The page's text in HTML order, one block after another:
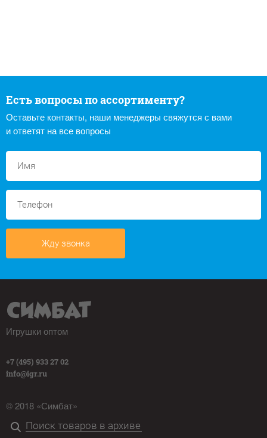
Есть вопросы по ассортименту?
Оставьте контакты, наши менеджеры свяжутся с вами
и ответят на все вопросы
Жду звонка
Игрушки оптом
+7 (495) 933 27 02
info@igr.ru
© 2018 «Симбат»